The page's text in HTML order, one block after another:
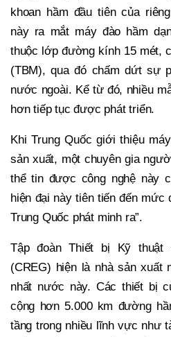
khoan hầm đầu tiên của
này ra mắt máy đào hầm
thuộc lớp đường kính 15 mét,
(TBM), qua đó chấm dứt sự
nước ngoài. Kể từ đó, nhiều
hơn tiếp tục được phát triển.
Khi Trung Quốc giới thiệu
sản xuất, một chuyên gia
thể tin được công nghệ này
hiện đại này tiên tiến đến mức
Trung Quốc phát minh ra”.
Tập đoàn Thiết bị Kỹ thuật
(CREG) hiện là nhà sản xuất
nhất nước này. Các thiết bị
cộng hơn 5.000 km đường
tầng trong nhiều lĩnh vực như